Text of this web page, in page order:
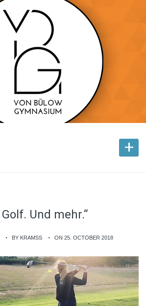
+
Und mehr.“
BY KRAMSS ON 25. OCTOBER 2018